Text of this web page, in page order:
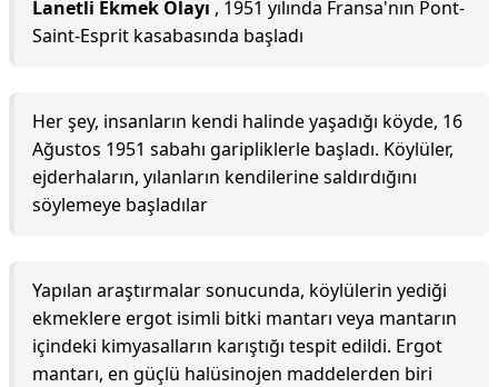
Lanetli Ekmek Olayı , 1951 yılında Fransa'nın Pont-
Saint-Esprit kasabasında başladı
Her şey, insanların kendi halinde yaşadığı köyde, 16
Ağustos 1951 sabahı garipliklerle başladı. Köylüler,
ejderhaların, yılanların kendilerine saldırdığını
söylemeye başladılar
Yapılan araştırmalar sonucunda, köylülerin yediği
ekmeklere ergot isimli bitki mantarı veya mantarın
içindeki kimyasalların karıştığı tespit edildi. Ergot
mantarı, en güçlü halüsinojen maddelerden biri